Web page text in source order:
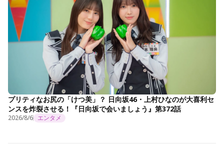
プリティなお尻の「けつ美」？ 日向坂46・上村ひなのが大喜利セ
ンスを炸裂させる！『日向坂で会いましょう』第372話
2026/8/6 エンタメ